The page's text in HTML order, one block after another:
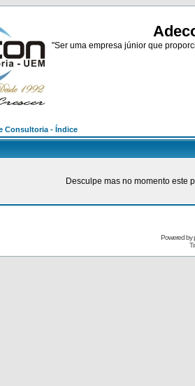
"Ser uma empresa júnior que
Consultoria - Índice
Desculpe mas no momento este
Powered by